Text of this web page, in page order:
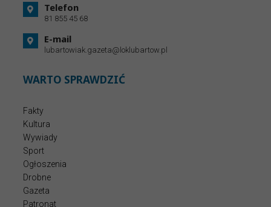
Telefon
81 855 45 68
E-mail
lubartowiak.gazeta@loklubartow.pl
WARTO SPRAWDZIĆ
Fakty
Kultura
Wywiady
Sport
Ogłoszenia
Drobne
Gazeta
Patronat